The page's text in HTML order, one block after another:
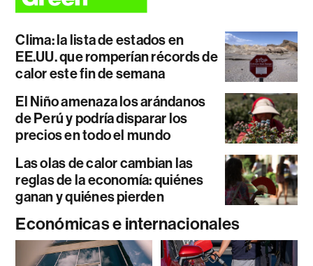
Clima: la lista de estados en
EE.UU. que romperían récords de
calor este fin de semana
El Niño amenaza los arándanos
de Perú y podría disparar los
precios en todo el mundo
Las olas de calor cambian las
reglas de la economía: quiénes
ganan y quiénes pierden
Económicas e internacionales